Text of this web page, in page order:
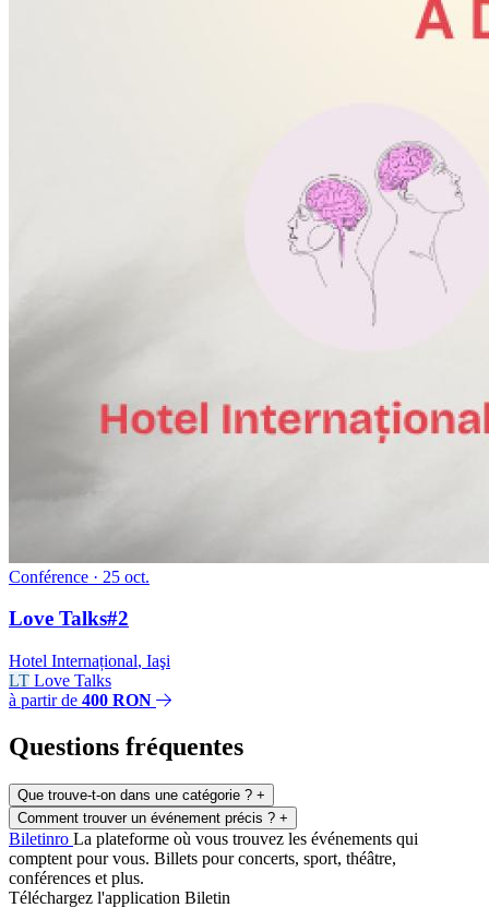
Conférence · 25 oct.
Love Talks#2
Hotel Internațional, Iaşi
LT Love Talks
à partir de 400 RON
Questions fréquentes
Que trouve-t-on dans une catégorie ? +
Comment trouver un événement précis ? +
Biletinro La plateforme où vous trouvez les événements qui
comptent pour vous. Billets pour concerts, sport, théâtre,
conférences et plus.
Téléchargez l'application Biletin